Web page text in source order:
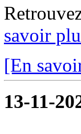
savoir
[En
13-11-